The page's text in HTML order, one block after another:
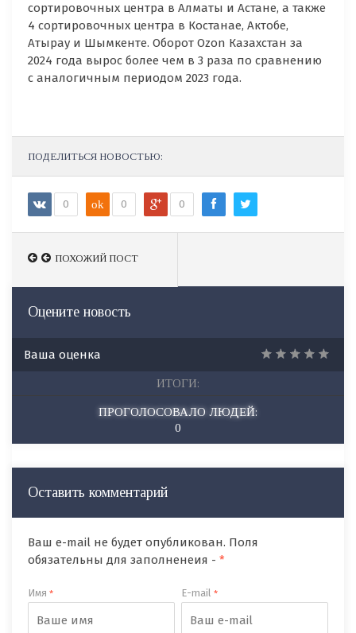
сортировочных центра в Алматы и Астане, а также
4 сортировочных центра в Костанае, Актобе,
Атырау и Шымкенте. Оборот Ozon Казахстан за
2024 года вырос более чем в 3 раза по сравнению
с аналогичным периодом 2023 года.
ПОДЕЛИТЬСЯ НОВОСТЬЮ:
0 ok 0 0
ПОХОЖИЙ ПОСТ
ПОХОЖИЙ ПОСТ
Оцените новость
Ваша оценка
ИТОГИ:
ПРОГОЛОСОВАЛО ЛЮДЕЙ:
0
Оставить комментарий
Ваш e-mail не будет опубликован. Поля
обязательны для заполненеия - *
Имя * E-mail*